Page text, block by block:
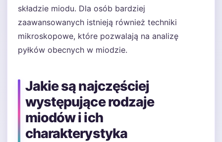
składzie miodu. Dla osób bardziej
zaawansowanych istnieją również techniki
mikroskopowe, które pozwalają na analizę
pyłków obecnych w miodzie.
Jakie są najczęściej
występujące rodzaje
miodów i ich
charakterystyka